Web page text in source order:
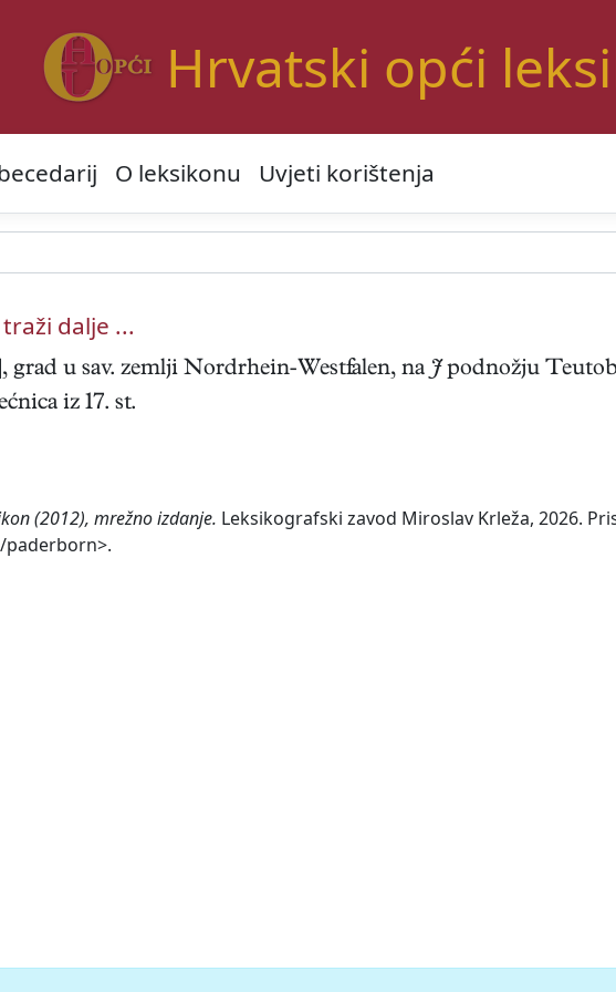
Hrvatski opći
O leksikonu Uvjeti korištenja
traži dalje ...
grad u sav. zemlji Nordrhein-Westfalen, naJpodnožju
iz 17. st.
(2012), mrežno izdanje. Leksikografski zavod Miroslav Krleža, 2026.